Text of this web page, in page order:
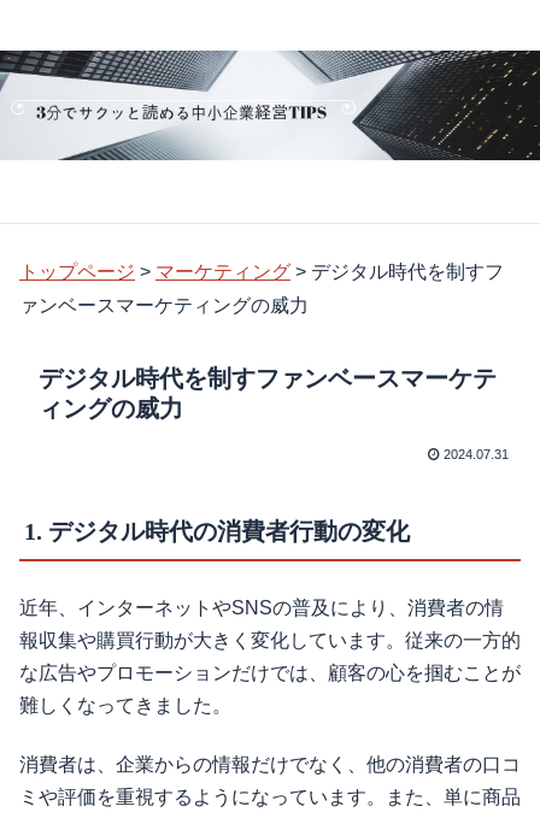
トップページ > マーケティング > デジタル時代を制すフ
ァンベースマーケティングの威力
デジタル時代を制すファンベースマーケテ
ィングの威力
2024.07.31
1. デジタル時代の消費者行動の変化
近年、インターネットやSNSの普及により、消費者の情
報収集や購買行動が大きく変化しています。従来の一方的
な広告やプロモーションだけでは、顧客の心を掴むことが
難しくなってきました。
消費者は、企業からの情報だけでなく、他の消費者の口コ
ミや評価を重視するようになっています。また、単に商品